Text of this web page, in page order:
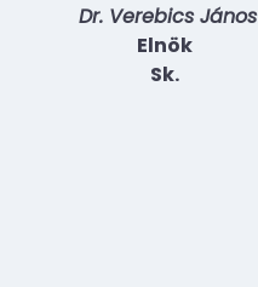
Dr. Verebics János
Elnök
Sk.